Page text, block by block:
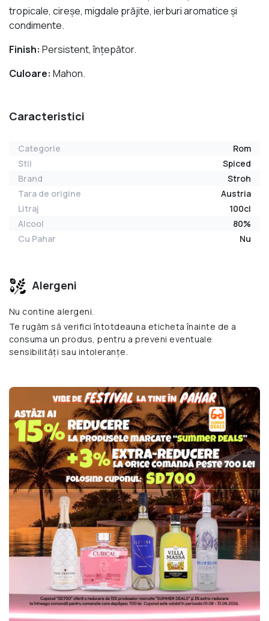
tropicale, cireşe, migdale prăjite, ierburi aromatice şi
condimente.
Finish: Persistent, înţepător.
Culoare: Mahon.
Caracteristici
Categorie
Rom
Stil
Spiced
Brand
Stroh
Tara de origine
Austria
Litraj
100cl
Alcool
80%
Cu Pahar
Nu
Alergeni
Nu contine alergeni.
Te rugăm să verifici întotdeauna eticheta înainte de a
consuma un produs, pentru a preveni eventuale
sensibilități sau intoleranțe.